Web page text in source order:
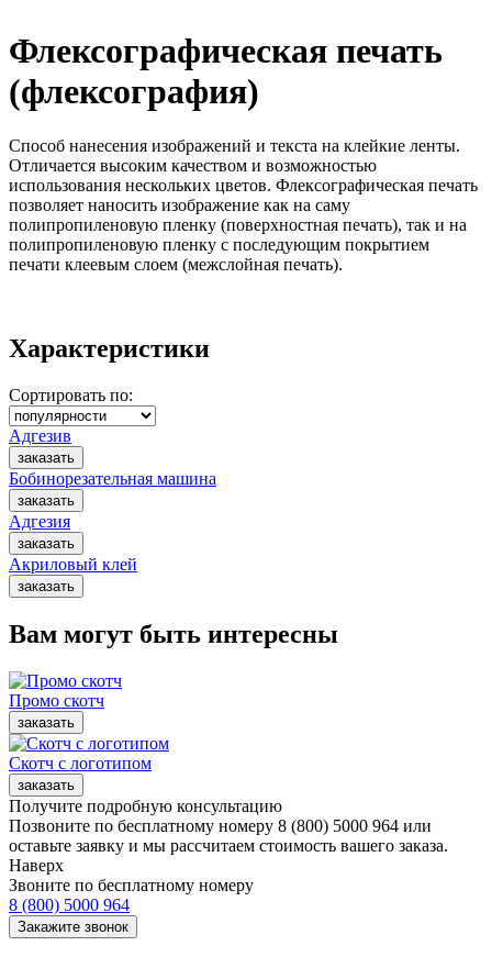
Флексографическая печать
(флексография)
Способ нанесения изображений и текста на клейкие ленты.
Отличается высоким качеством и возможностью
использования нескольких цветов. Флексографическая печать
позволяет наносить изображение как на саму
полипропиленовую пленку (поверхностная печать), так и на
полипропиленовую пленку с последующим покрытием
печати клеевым слоем (межслойная печать).
Характеристики
Сортировать по:
Адгезив
Бобинорезательная машина
Адгезия
Акриловый клей
Вам могут быть интересны
Промо скотч
Скотч с логотипом
Получите подробную консультацию
Позвоните по бесплатному номеру 8 (800) 5000 964 или
оставьте заявку и мы рассчитаем стоимость вашего заказа.
Наверх
Звоните по бесплатному номеру
8 (800) 5000 964